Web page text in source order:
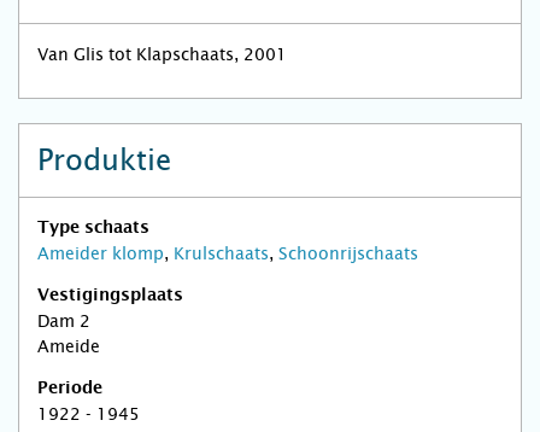
Van Glis tot Klapschaats, 2001
Produktie
Type schaats
Ameider klomp, Krulschaats, Schoonrijschaats
Vestigingsplaats
Dam 2
Ameide
Periode
1922 - 1945